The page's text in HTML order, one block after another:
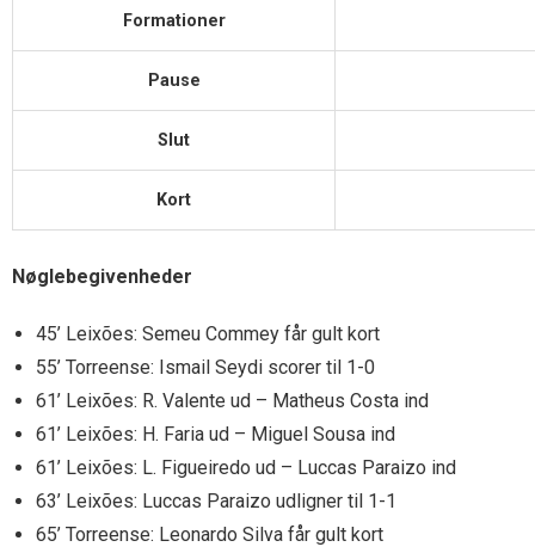
Formationer
Pause
Slut
Kort
Nøglebegivenheder
45’ Leixões: Semeu Commey får gult kort
55’ Torreense: Ismail Seydi scorer til 1-0
61’ Leixões: R. Valente ud – Matheus Costa ind
61’ Leixões: H. Faria ud – Miguel Sousa ind
61’ Leixões: L. Figueiredo ud – Luccas Paraizo ind
63’ Leixões: Luccas Paraizo udligner til 1-1
65’ Torreense: Leonardo Silva får gult kort